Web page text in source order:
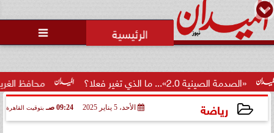

محافظ الغربية يكرم 100 من أوائل الجمهورية والمحافظة ويؤكد: الاستثمار... 2.0»... ما الذي تغير فعلا؟
رياضة الأحد، 5 يناير 2025 09:24 صـ بتوقيت القاهرة